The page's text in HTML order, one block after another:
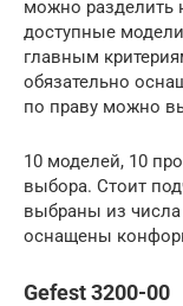
можно разделить
доступные
главным
обязательно
по праву можно
10 моделей, 10
выбора. Стоит
выбраны из
оснащены
Gefest 3200-00